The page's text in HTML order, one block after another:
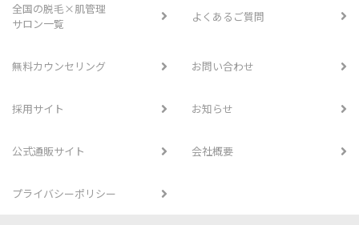
全国の脱毛×肌管理
サロン一覧
よくあるご質問
無料カウンセリング お問い合わせ
採用サイト お知らせ
公式通販サイト 会社概要
プライバシーポリシー